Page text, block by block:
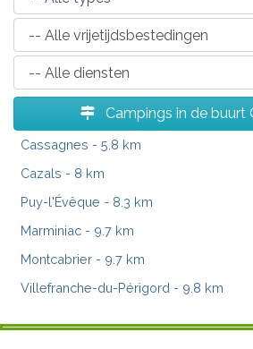
Campings in de buurt
Cassagnes - 5.8 km
Cazals - 8 km
Puy-l'Évêque - 8.3 km
Marminiac - 9.7 km
Montcabrier - 9.7 km
Villefranche-du-Périgord - 9.8 km